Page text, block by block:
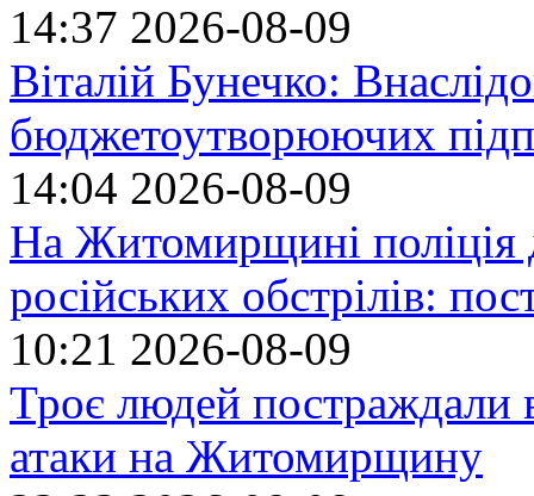
14:37 2026-08-09
Віталій Бунечко:
бюджетоутворюючих
14:04 2026-08-09
На Житомирщині поліція
російських обстрілів:
10:21 2026-08-09
Троє людей постраждали
атаки на Житомирщину